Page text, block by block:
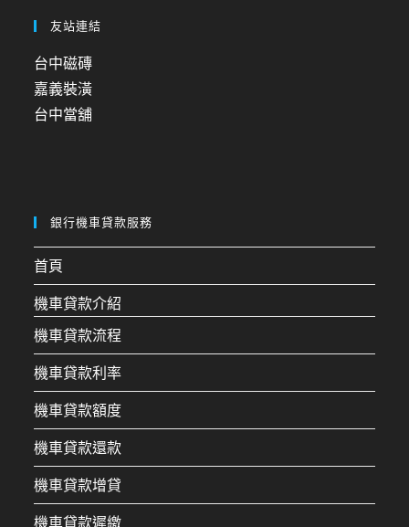
友站連結
台中磁磚
嘉義裝潢
台中當舖
銀行機車貸款服務
首頁
機車貸款介紹
機車貸款流程
機車貸款利率
機車貸款額度
機車貸款還款
機車貸款增貸
機車貸款遲繳